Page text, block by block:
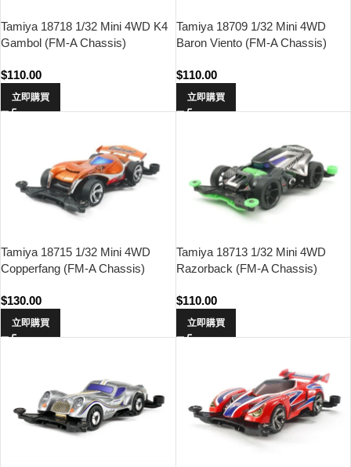
Tamiya 18718 1/32 Mini 4WD K4
Gambol (FM-A Chassis)
$110.00
立即購買
Tamiya 18709 1/32 Mini 4WD
Baron Viento (FM-A Chassis)
$110.00
立即購買
Tamiya 18715 1/32 Mini 4WD
Copperfang (FM-A Chassis)
$130.00
立即購買
Tamiya 18713 1/32 Mini 4WD
Razorback (FM-A Chassis)
$110.00
立即購買